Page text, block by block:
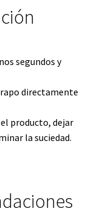
segundos y
directamente
producto, dejar
la suciedad.